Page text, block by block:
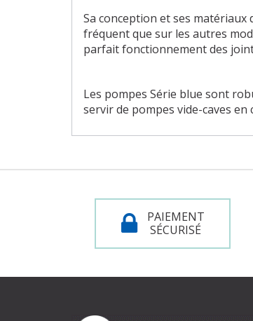
Sa conception et ses
fréquent que sur les autres
parfait fonctionnement des
Les pompes Série blue sont
servir de pompes vide-caves
PAIEMENT
SÉCURISÉ